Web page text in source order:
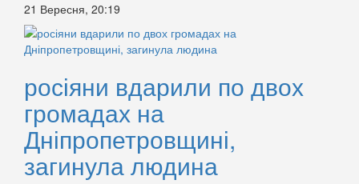
21 Вересня, 20:19
росіяни вдарили по двох
громадах на
Дніпропетровщині,
загинула людина